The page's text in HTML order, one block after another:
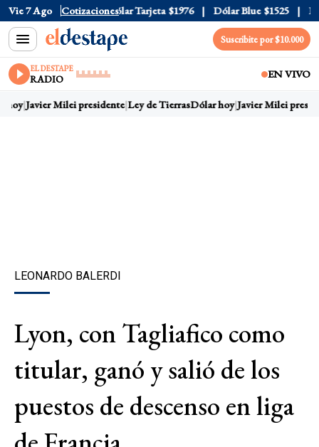
Vie 7 Ago Cotizaciones
Oficial $1520 Dólar Tarjeta $1976 Dólar Blue $1525
Suscribite por $10.000
EL DESTAPE
RADIO EN VIVO
hoy Javier Milei presidente Ley de TierrasDólar hoy Javier Milei
LEONARDO BALERDI
Lyon, con Tagliafico como
titular, ganó y salió de los
puestos de descenso en liga